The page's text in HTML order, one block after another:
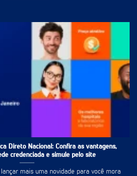
Direto Nacional: Confira as vantagens,
credenciada e simule pelo site
mais uma novidade para você mora